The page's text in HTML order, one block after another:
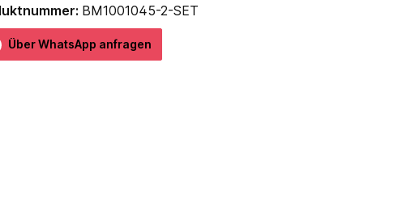
BM1001045-2-SET
Über WhatѕApp anfragеn